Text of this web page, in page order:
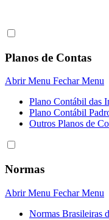
Planos de Contas
Abrir Menu Fechar Menu
Plano Contábil das
Plano Contábil
Outros Planos de
Normas
Abrir Menu Fechar Menu
Normas Brasileiras